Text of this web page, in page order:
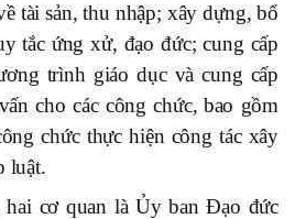
tài sản, thu nhập; xây dựng, bổ
tắc ứng xử, đạo đức; cung cấp
trình giáo dục và cung cấp
cho các công chức, bao gồm
chức thực hiện công tác xây
luật.
cơ quan là Ủy ban Đạo đức